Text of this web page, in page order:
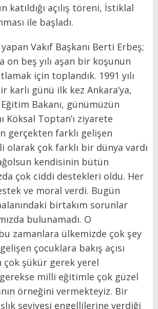
katıldığı açılış töreni, İstiklal
ile başladı.
Vakıf Başkanı Berti Erbeş;
on beş yılı aşan bir koşunun
için toplandık. 1991 yılı
karlı günü ilk kez Ankara’ya,
Bakanı, günümüzün
Köksal Toptan’ı ziyarete
gerçekten farklı gelişen
olarak çok farklı bir dünya vardı
kendisinin bütün
çok ciddi destekleri oldu. Her
ve moral verdi. Bugün
birtakım sorunlar
bulunamadı. O
zamanlara ülkemizde çok şey
çocuklara bakış açısı
çok şükür gerek yerel
milli eğitimle çok güzel
örneğini vermekteyiz. Bir
seviyesi engellilerine verdiği